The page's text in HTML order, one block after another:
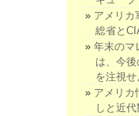
アメリカ
総省と
年末のマ
は、今
を注視せ
アメリ
しと近